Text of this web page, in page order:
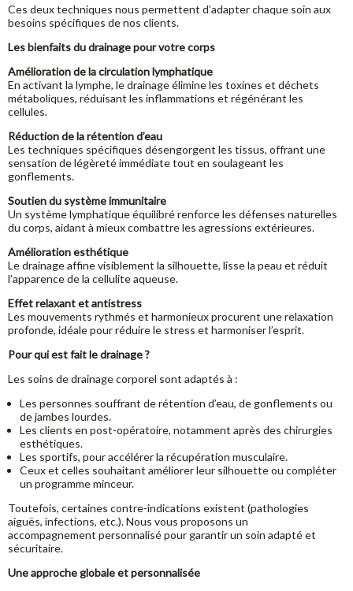
Ces deux techniques nous permettent d’adapter chaque soin aux
besoins spécifiques de nos clients.
Les bienfaits du drainage pour votre corps
Amélioration de la circulation lymphatique
En activant la lymphe, le drainage élimine les toxines et déchets
métaboliques, réduisant les inflammations et régénérant les
cellules.
Réduction de la rétention d’eau
Les techniques spécifiques désengorgent les tissus, offrant une
sensation de légèreté immédiate tout en soulageant les
gonflements.
Soutien du système immunitaire
Un système lymphatique équilibré renforce les défenses naturelles
du corps, aidant à mieux combattre les agressions extérieures.
Amélioration esthétique
Le drainage affine visiblement la silhouette, lisse la peau et réduit
l’apparence de la cellulite aqueuse.
Effet relaxant et antistress
Les mouvements rythmés et harmonieux procurent une relaxation
profonde, idéale pour réduire le stress et harmoniser l’esprit.
Pour qui est fait le drainage ?
Les soins de drainage corporel sont adaptés à :
Les personnes souffrant de rétention d’eau, de gonflements ou
de jambes lourdes.
Les clients en post-opératoire, notamment après des chirurgies
esthétiques.
Les sportifs, pour accélérer la récupération musculaire.
Ceux et celles souhaitant améliorer leur silhouette ou compléter
un programme minceur.
Toutefois, certaines contre-indications existent (pathologies
aiguës, infections, etc.). Nous vous proposons un
accompagnement personnalisé pour garantir un soin adapté et
sécuritaire.
Une approche globale et personnalisée